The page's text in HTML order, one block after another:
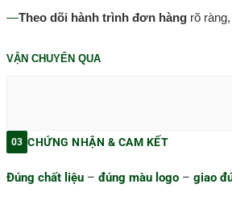
—Theo dõi hành trình đơn hàng rõ
VẬN CHUYỂN QUA
03 CHỨNG NHẬN & CAM KẾT
Đúng chất liệu – đúng màu logo – giao